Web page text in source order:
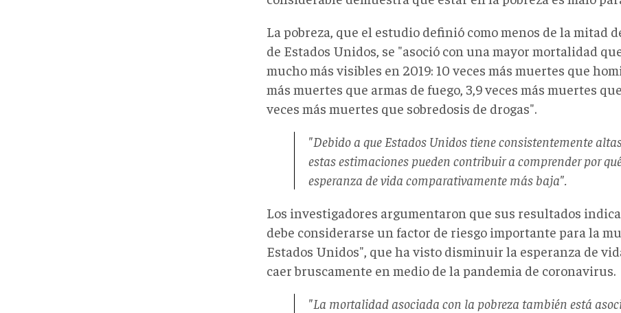
La pobreza, que el estudio definió como menos de la mitad
de Estados Unidos, se "asoció con una mayor mortalidad
mucho más visibles en 2019: 10 veces más muertes que
más muertes que armas de fuego, 3,9 veces más muertes
veces más muertes que sobredosis de drogas".
"Debido a que Estados Unidos tiene consistentemente
estas estimaciones pueden contribuir a comprender por
esperanza de vida comparativamente más baja".
Los investigadores argumentaron que sus resultados
debe considerarse un factor de riesgo importante para la
Estados Unidos", que ha visto disminuir la esperanza de
caer bruscamente en medio de la pandemia de coronavirus.
"La mortalidad asociada con la pobreza también está